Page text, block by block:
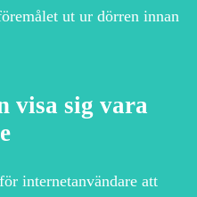
ut ur dörren innan
visa sig vara
internetanvändare att